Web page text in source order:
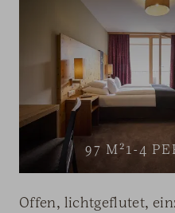
1-4
97 M²
Offen, lichtgeflutet,